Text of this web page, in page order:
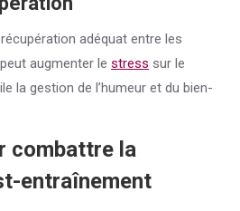
adéquat entre les
augmenter le stress sur le
la gestion de l’humeur et du bien-
combattre la
entraînement